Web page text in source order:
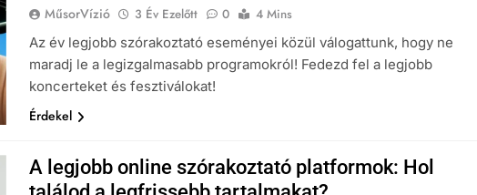
MűsorVízió 3 Év Ezelőtt 0
4 Mins
Az év legjobb szórakoztató eseményei közül válogattunk, hogy ne
maradj le a legizgalmasabb programokról! Fedezd fel a legjobb
koncerteket és fesztiválokat!
Érdekel
A legjobb online szórakoztató platformok: Hol